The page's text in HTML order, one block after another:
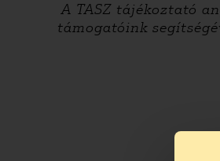
A TASZ tájékoztató
támogatóink